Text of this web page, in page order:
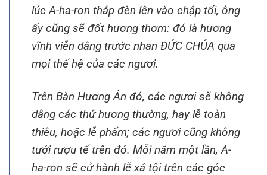
lúc A-ha-ron thắp đèn lên vào chập tối, ông
ấy cũng sẽ đốt hương thơm: đó là hương
vĩnh viễn dâng trước nhan ĐỨC CHÚA qua
mọi thế hệ của các ngươi.
Trên Bàn Hương Án đó, các ngươi sẽ không
dâng các thứ hương thường, hay lễ toàn
thiêu, hoặc lễ phẩm; các ngươi cũng không
tưới rượu tế trên đó. Mỗi năm một lần, A-
ha-ron sẽ cử hành lễ xá tội trên các góc